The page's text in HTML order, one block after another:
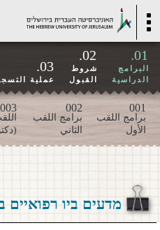
Toggle
navigation
01.
البرامج
الدراسية
02.
شروط
القبول
03.
عملية
001
برامج اللقب
الأول
002
برامج اللقب
الثاني
003
מדעים ביו רפואיים